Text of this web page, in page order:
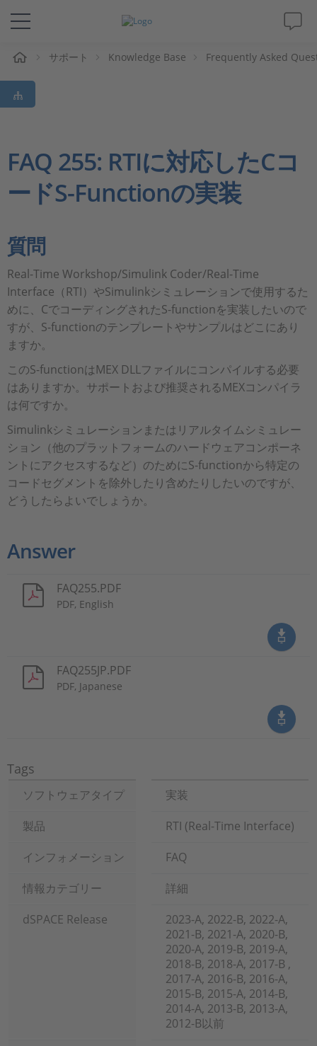
ソリューションと製品
サポート
Magazine
採用情報
サポート Knowledge Base Frequently Asked
FAQ 255: RTIに対応したCコ
ードS-Functionの実装
質問
Real-Time Workshop/Simulink Coder/Real-Time
Interface（RTI）やSimulinkシミュレーションで使用するた
めに、CでコーディングされたS-functionを実装したいので
すが、S-functionのテンプレートやサンプルはどこにあり
ますか。
このS-functionはMEX DLLファイルにコンパイルする必要
はありますか。サポートおよび推奨されるMEXコンパイラ
は何ですか。
Simulinkシミュレーションまたはリアルタイムシミュレー
ション（他のプラットフォームのハードウェアコンポーネ
ントにアクセスするなど）のためにS-functionから特定の
コードセグメントを除外したり含めたりしたいのですが、
どうしたらよいでしょうか。
Answer
FAQ255.PDF
PDF, English
FAQ255JP.PDF
PDF, Japanese
Tags
ソフトウェアタイプ
実装
製品
RTI (Real-Time Interface)
インフォメーション
FAQ
情報カテゴリー
詳細
dSPACE Release
2023-A, 2022-B, 2022-A,
2021-B, 2021-A, 2020-B,
2020-A, 2019-B, 2019-A,
2018-B, 2018-A, 2017-B ,
2017-A, 2016-B, 2016-A,
2015-B, 2015-A, 2014-B,
2014-A, 2013-B, 2013-A,
2012-B以前